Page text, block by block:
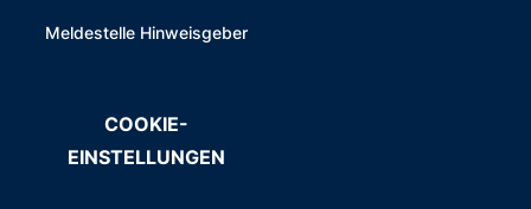
Meldestelle Hinweisgeber
COOKIE-
EINSTELLUNGEN